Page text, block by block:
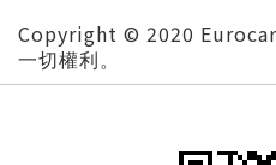
Copyright © 2020
一切權利。